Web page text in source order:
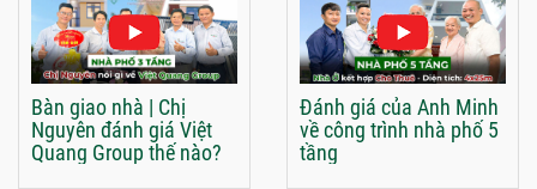
Bàn giao nhà | Chị
Nguyên đánh giá Việt
Quang Group thế nào?
Đánh giá của Anh Minh
về công trình nhà phố 5
tầng